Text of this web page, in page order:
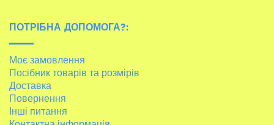
ПОТРІБНА ДОПОМОГА?:
Моє замовлення
Посібник товарів та розмірів
Доставка
Повернення
Інші питання